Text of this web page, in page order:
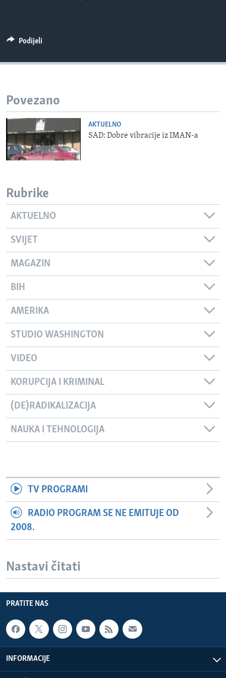
Jezici
Podijeli
Povezano
AKTUELNO
SAD: Dobre vibracije iz IMAN-a
Rubrike
AKTUELNO
SVIJET
MAGAZIN
BIH
AMERIKA
STUDIO WASHINGTON
VIDEO
KORUPCIJA I KRIMINAL
(DE)RADIKALIZACIJA
NAUKA I TEHNOLOGIJA
TV PROGRAMI
RADIO PROGRAM SE NE EMITUJE OD
2008.
Nastavi čitati
PRATITE NAS
INFORMACIJE